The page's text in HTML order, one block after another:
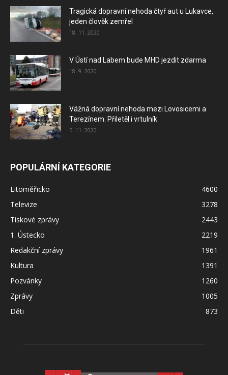
Tragická dopravní nehoda čtyř aut u Lukavce,
jeden člověk zemřel
18. 11. 2020
V Ústí nad Labem bude MHD jezdit zdarma
18. 9. 2020
Vážná dopravní nehoda mezi Lovosicemi a
Terezínem. Přiletěl i vrtulník
5. 11. 2020
POPULÁRNÍ KATEGORIE
Litoměřicko
4600
Televize
3278
Tiskové zprávy
2443
1. Ústecko
2219
Redakční zprávy
1961
Kultura
1391
Pozvánky
1260
Zprávy
1005
Děti
873